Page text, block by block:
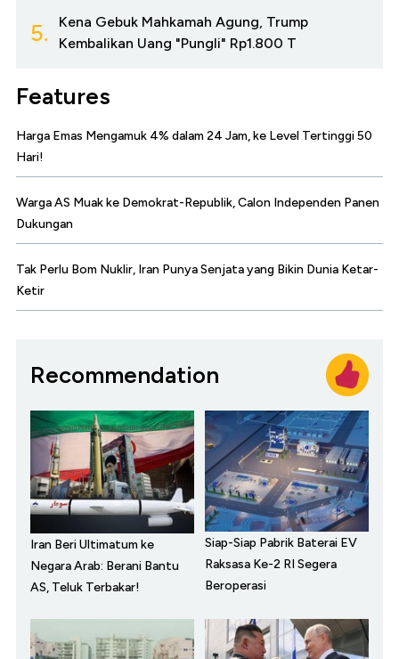
5.
Kena Gebuk Mahkamah Agung, Trump
Kembalikan Uang "Pungli" Rp1.800 T
Features
Harga Emas Mengamuk 4% dalam 24 Jam, ke Level Tertinggi 50
Hari!
Warga AS Muak ke Demokrat-Republik, Calon Independen Panen
Dukungan
Tak Perlu Bom Nuklir, Iran Punya Senjata yang Bikin Dunia Ketar-
Ketir
Recommendation
Iran Beri Ultimatum ke
Negara Arab: Berani Bantu
AS, Teluk Terbakar!
Siap-Siap Pabrik Baterai EV
Raksasa Ke-2 RI Segera
Beroperasi